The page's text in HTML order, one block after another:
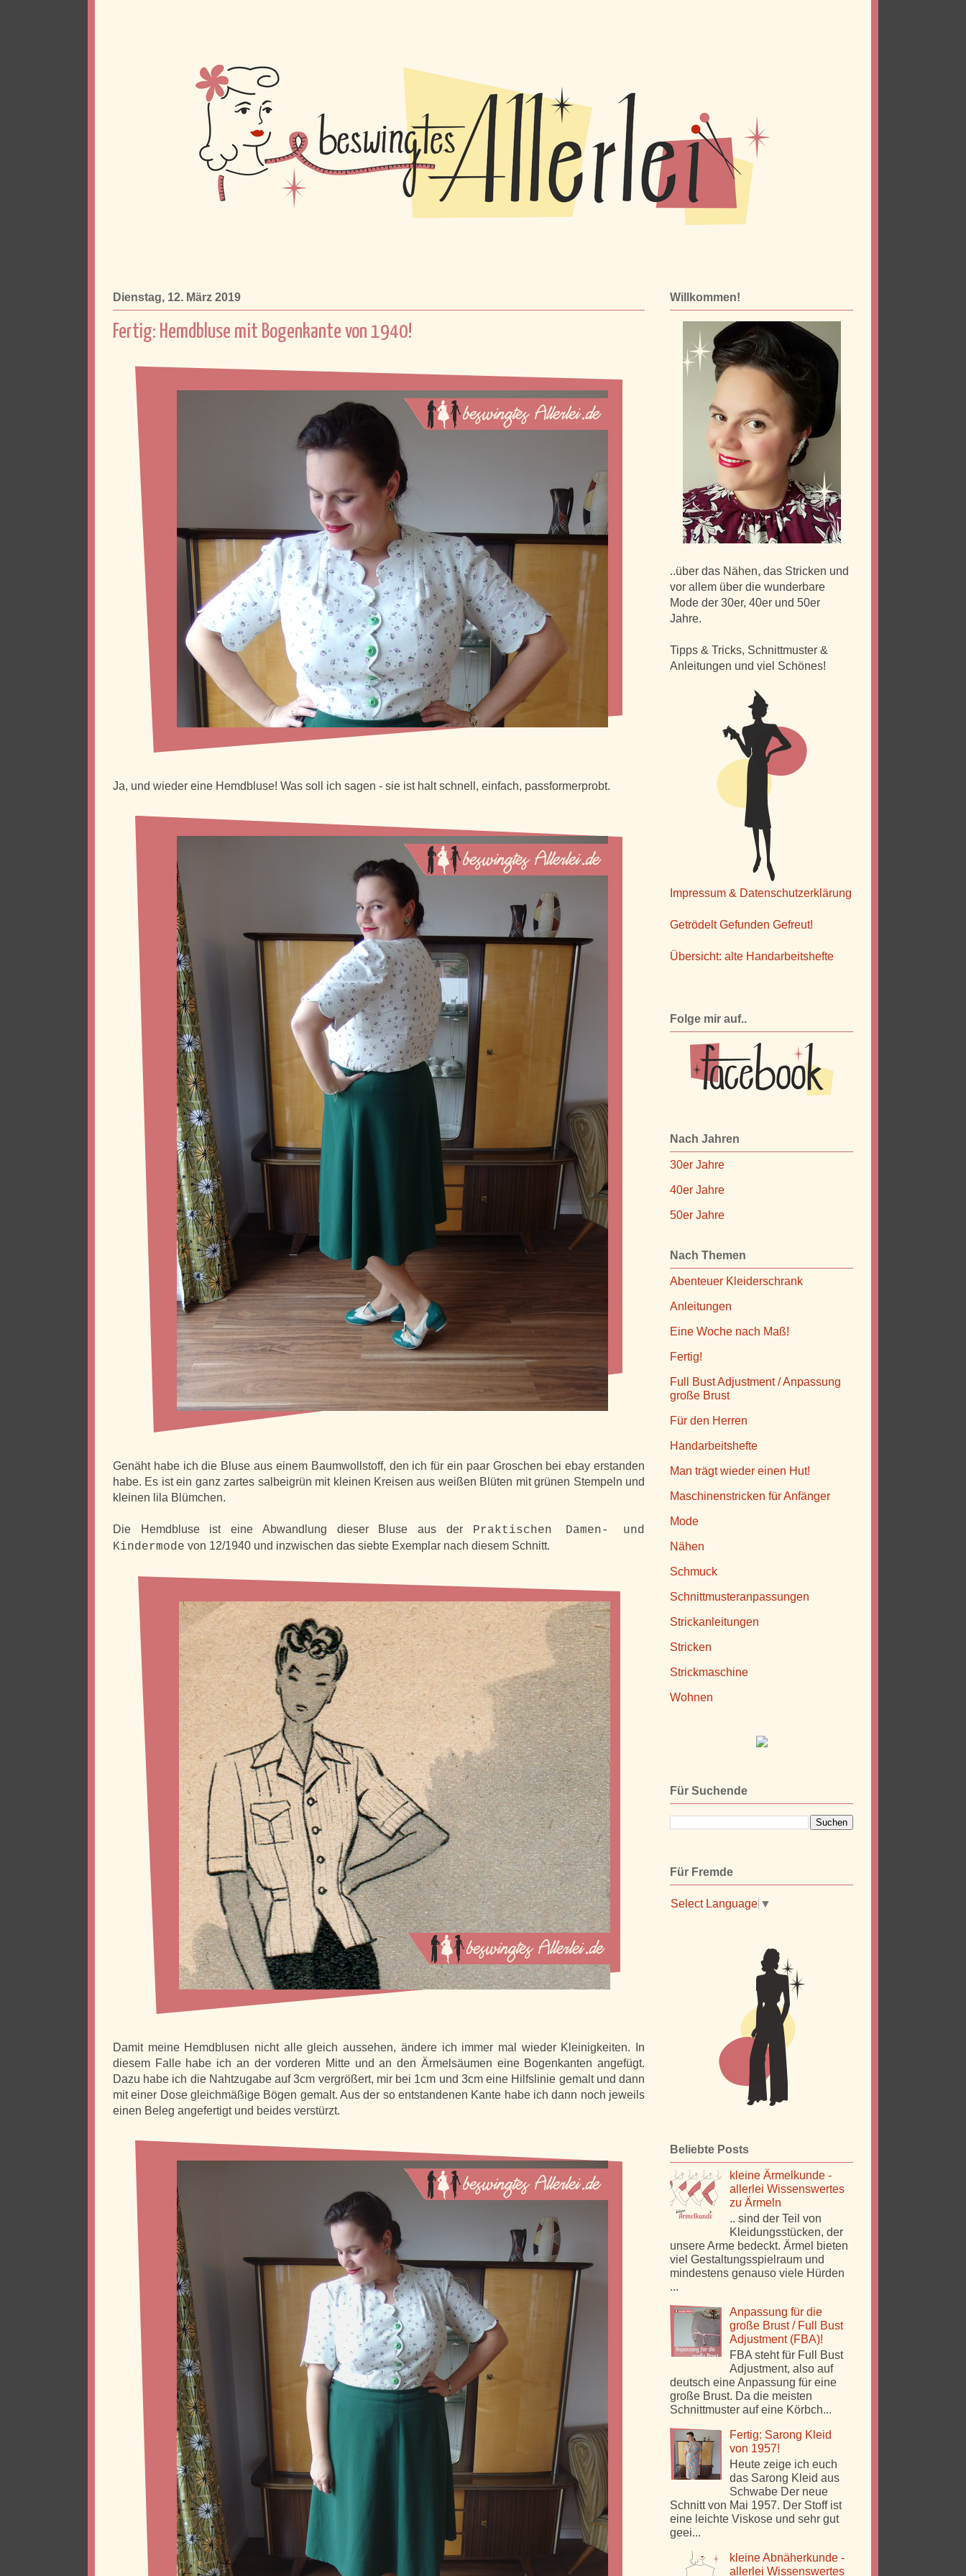
Dienstag, 12. März 2019
Fertig: Hemdbluse mit Bogenkante von 1940!
Ja, und wieder eine Hemdbluse! Was soll ich sagen - sie ist halt schnell, einfach, passformerprobt.
Genäht habe ich die Bluse aus einem Baumwollstoff, den ich für ein paar Groschen bei ebay erstanden
habe. Es ist ein ganz zartes salbeigrün mit kleinen Kreisen aus weißen Blüten mit grünen Stempeln und
kleinen lila Blümchen.
Die Hemdbluse ist eine Abwandlung dieser Bluse aus der
Praktischen Damen- und
Kindermode von 12/1940 und inzwischen das siebte Exemplar nach diesem Schnitt.
Damit meine Hemdblusen nicht alle gleich aussehen, ändere ich immer mal wieder Kleinigkeiten. In
diesem Falle habe ich an der vorderen Mitte und an den Ärmelsäumen eine Bogenkanten angefügt.
Dazu habe ich die Nahtzugabe auf 3cm vergrößert, mir bei 1cm und 3cm eine Hilfslinie gemalt und dann
mit einer Dose gleichmäßige Bögen gemalt. Aus der so entstandenen Kante habe ich dann noch jeweils
einen Beleg angefertigt und beides verstürzt.
Willkommen!
..über das Nähen, das Stricken und
vor allem über die wunderbare
Mode der 30er, 40er und 50er
Jahre.
Tipps & Tricks, Schnittmuster &
Anleitungen und viel Schönes!
Impressum & Datenschutzerklärung
Getrödelt Gefunden Gefreut!
Übersicht: alte Handarbeitshefte
Folge mir auf..
Nach Jahren
30er Jahre
40er Jahre
50er Jahre
Nach Themen
Abenteuer Kleiderschrank
Anleitungen
Eine Woche nach Maß!
Fertig!
Full Bust Adjustment / Anpassung
große Brust
Für den Herren
Handarbeitshefte
Man trägt wieder einen Hut!
Maschinenstricken für Anfänger
Mode
Nähen
Schmuck
Schnittmusteranpassungen
Strickanleitungen
Stricken
Strickmaschine
Wohnen
Für Suchende
Für Fremde
Select Language ▼
Beliebte Posts
kleine Ärmelkunde -
allerlei Wissenswertes
zu Ärmeln
.. sind der Teil von
Kleidungsstücken, der
unsere Arme bedeckt. Ärmel bieten
viel Gestaltungsspielraum und
mindestens genauso viele Hürden
...
Anpassung für die
große Brust / Full Bust
Adjustment (FBA)!
FBA steht für Full Bust
Adjustment, also auf
deutsch eine Anpassung für eine
große Brust. Da die meisten
Schnittmuster auf eine Körbch...
Fertig: Sarong Kleid
von 1957!
Heute zeige ich euch
das Sarong Kleid aus
Schwabe Der neue
Schnitt von Mai 1957. Der Stoff ist
eine leichte Viskose und sehr gut
geei...
kleine Abnäherkunde -
allerlei Wissenswertes